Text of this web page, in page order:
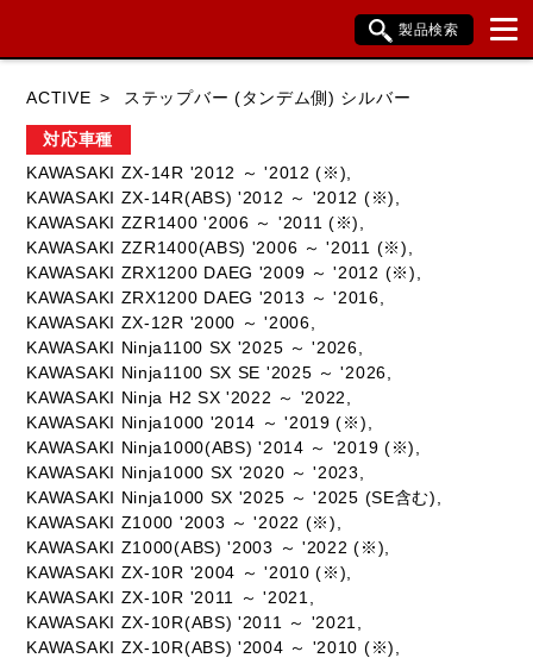
製品検索
HONDA YAMAHA SUZUKI
KAWASAKI BMW DUCATI
HARLEY DAVIDSON KTM
閉じる
ACTIVE ステップバー (タンデム側) シルバー
対応車種
KAWASAKI ZX-14R '2012 ～ '2012 (※),
KAWASAKI ZX-14R(ABS) '2012 ～ '2012 (※),
KAWASAKI ZZR1400 '2006 ～ '2011 (※),
KAWASAKI ZZR1400(ABS) '2006 ～ '2011 (※),
KAWASAKI ZRX1200 DAEG '2009 ～ '2012 (※),
KAWASAKI ZRX1200 DAEG '2013 ～ '2016,
KAWASAKI ZX-12R '2000 ～ '2006,
KAWASAKI Ninja1100 SX '2025 ～ '2026,
KAWASAKI Ninja1100 SX SE '2025 ～ '2026,
KAWASAKI Ninja H2 SX '2022 ～ '2022,
KAWASAKI Ninja1000 '2014 ～ '2019 (※),
KAWASAKI Ninja1000(ABS) '2014 ～ '2019 (※),
KAWASAKI Ninja1000 SX '2020 ～ '2023,
KAWASAKI Ninja1000 SX '2025 ～ '2025 (SE含む),
KAWASAKI Z1000 '2003 ～ '2022 (※),
KAWASAKI Z1000(ABS) '2003 ～ '2022 (※),
KAWASAKI ZX-10R '2004 ～ '2010 (※),
KAWASAKI ZX-10R '2011 ～ '2021,
KAWASAKI ZX-10R(ABS) '2011 ～ '2021,
KAWASAKI ZX-10R(ABS) '2004 ～ '2010 (※),